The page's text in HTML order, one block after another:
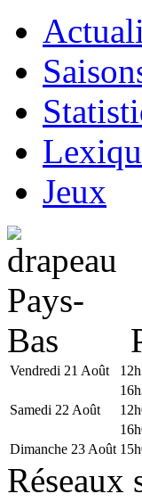
Jeux
Vendredi 21 Août
Samedi 22 Août
Dimanche 23 Août
Réseaux